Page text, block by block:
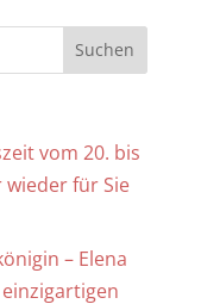
vom 20. bis
wieder für Sie
– Elena